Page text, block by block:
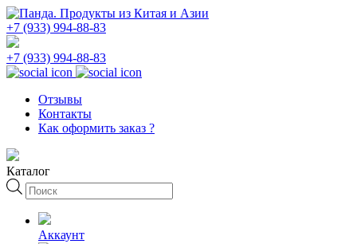
+7 (933) 994-88-83
+7 (933) 994-88-83
Отзывы
Контакты
Как оформить заказ ?
Каталог
Поиск
товаров
Аккаунт